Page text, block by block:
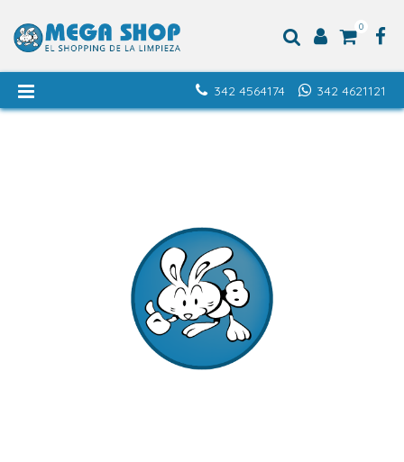
0
342 4621121
342 4564174